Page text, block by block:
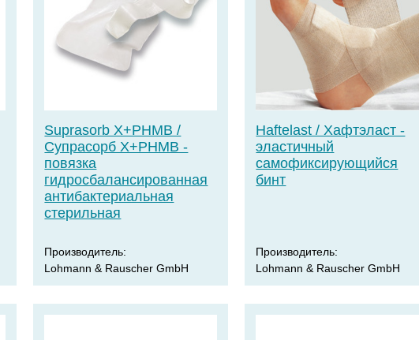
Suprаsorb X+PHMB /
Супрасорб X+PHMB -
повязка
гидросбалансированная
антибактериальная
стерильная
Производитель:
Lohmann & Rauscher GmbH
Haftelast / Хафтэласт -
эластичный
самофиксирующийся
бинт
Производитель:
Lohmann & Rauscher GmbH